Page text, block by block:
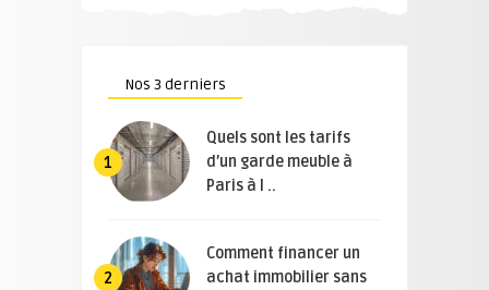
Nos 3 derniers
1
Quels sont les tarifs
d’un garde meuble à
Paris à l ..
2
Comment financer un
achat immobilier sans